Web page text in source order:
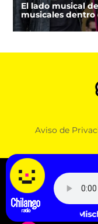
El lado musical
musicales dentro
Aviso de
© 2026 SOPITAS.COM -
MÁS!.
Tom Misch -